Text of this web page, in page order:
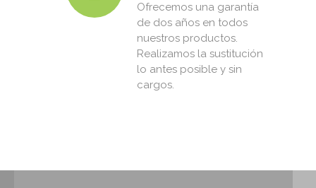
Ofrecemos una garantía
de dos años en todos
nuestros productos.
Realizamos la sustitución
lo antes posible y sin
cargos.